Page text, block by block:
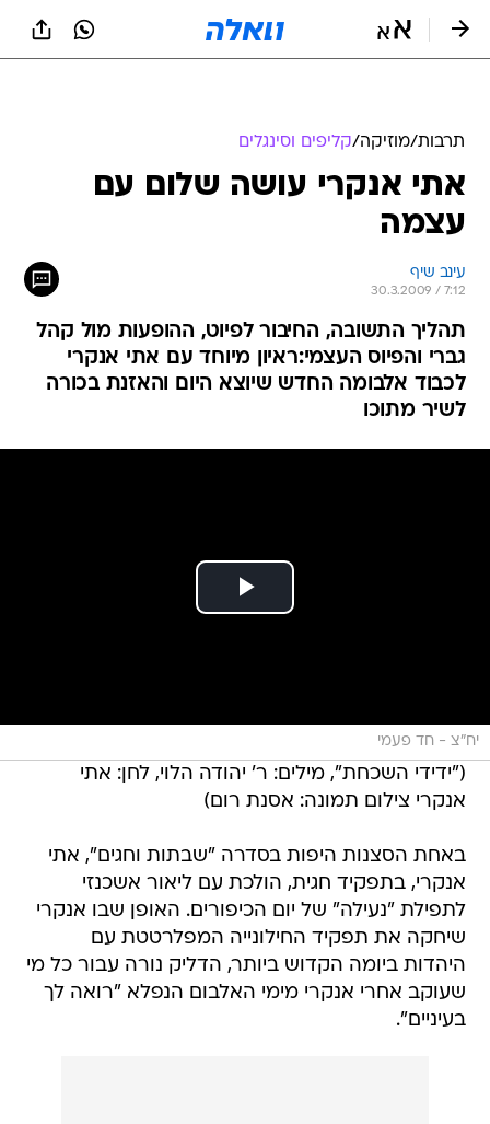
תרבות/מוזיקה/קליפים וסינגלים
אתי אנקרי עושה שלום עם
עצמה
עינב שיף
30.3.2009 / 7:12
תהליך התשובה, החיבור לפיוט, ההופעות מול קהל
גברי והפיוס העצמי:ראיון מיוחד עם אתי אנקרי
לכבוד אלבומה החדש שיוצא היום והאזנת בכורה
לשיר מתוכו
יח"צ - חד פעמי
("ידידי השכחת", מילים: ר' יהודה הלוי, לחן: אתי
אנקרי צילום תמונה: אסנת רום)
באחת הסצנות היפות בסדרה "שבתות וחגים", אתי
אנקרי, בתפקיד חגית, הולכת עם ליאור אשכנזי
לתפילת "נעילה" של יום הכיפורים. האופן שבו אנקרי
שיחקה את תפקיד החילונייה המפלרטטת עם
היהדות ביומה הקדוש ביותר, הדליק נורה עבור כל מי
שעוקב אחרי אנקרי מימי האלבום הנפלא "רואה לך
בעיניים".